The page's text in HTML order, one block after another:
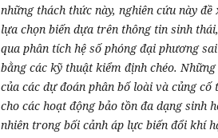
những thách thức này, nghiên cứu này
lựa chọn biến dựa trên thông tin sinh
qua phân tích hệ số phóng đại phương
bằng các kỹ thuật kiểm định chéo.
của các dự đoán phân bố loài và củng
cho các hoạt động bảo tồn đa dạng sinh
nhiên trong bối cảnh áp lực biến đổi khí